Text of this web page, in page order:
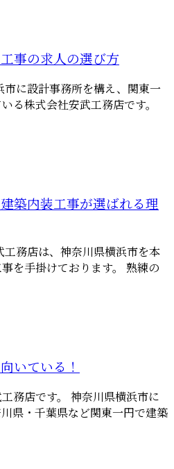
事の求人の選び方
市に設計事務所を構え、関東一
る株式会社安武工務店です。
築内装工事が選ばれる理
工務店は、神奈川県横浜市を本
を手掛けております。 熟練の
いている！
務店です。 神奈川県横浜市に
県・千葉県など関東一円で建築